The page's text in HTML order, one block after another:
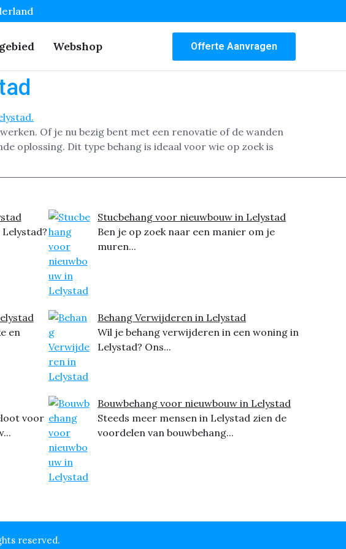
Webshop Offerte Aanvragen
Of je nu bezig bent met een renovatie of de wanden
oplossing. Dit type behang is ideaal voor wie op zoek is
en
voor
Stucbehang voor nieuwbouw in Lelystad
Ben je op zoek naar een manier om je
muren...
Behang Verwijderen in Lelystad
Wil je behang verwijderen in een woning in
Lelystad? Ons...
Bouwbehang voor nieuwbouw in Lelystad
Steeds meer mensen in Lelystad zien de
voordelen van bouwbehang...
reserved.